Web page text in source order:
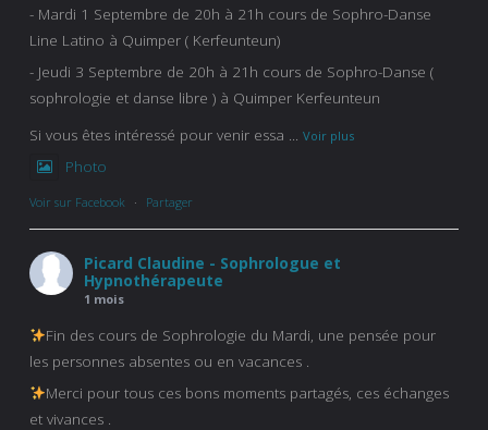
- Mardi 1 Septembre de 20h à 21h cours de Sophro-Danse
Line Latino à Quimper ( Kerfeunteun)
- Jeudi 3 Septembre de 20h à 21h cours de Sophro-Danse (
sophrologie et danse libre ) à Quimper Kerfeunteun
Si vous êtes intéressé pour venir essa ... Voir plus
Photo
Voir sur Facebook · Partager
Picard Claudine - Sophrologue et
Hypnothérapeute
1 mois
Fin des cours de Sophrologie du Mardi, une pensée pour
les personnes absentes ou en vacances .
Merci pour tous ces bons moments partagés, ces échanges
et vivances .